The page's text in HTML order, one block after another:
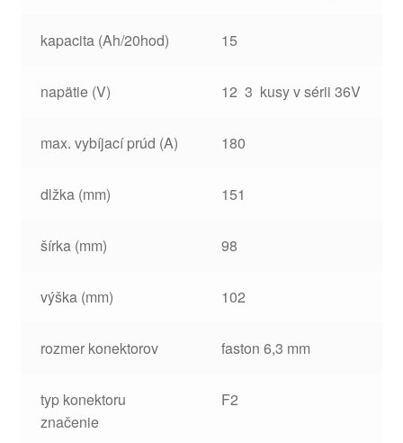
kapacita (Ah/20hod) 15
napätie (V) 12 3 kusy v sérii 36V
max. vybíjací prúd (A) 180
dlžka (mm) 151
šírka (mm) 98
výška (mm) 102
rozmer konektorov faston 6,3 mm
typ konektoru
značenie
F2